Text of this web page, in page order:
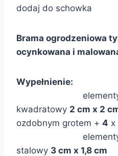
dodaj do schowka
Brama ogrodzeniowa
ocynkowana i
Wypełnienie:
elementy
kwadratowy 2 cm x 2
ozdobnym grotem + 4 x
elementy
stalowy 3 cm x 1,8 cm